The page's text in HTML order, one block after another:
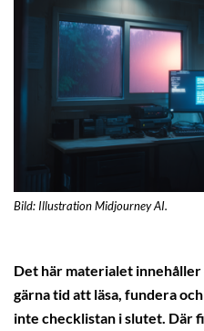
Bild: Illustration Midjourney AI.
Det här materialet innehåller
gärna tid att läsa, fundera
inte checklistan i slutet. Där